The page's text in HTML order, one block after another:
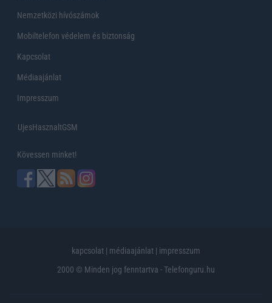
Nemzetközi hívószámok
Mobiltelefon védelem és biztonság
Kapcsolat
Médiaajánlat
Impresszum
UjesHasznaltGSM
Kövessen minket!
kapcsolat | médiaajánlat | impresszum
2000 © Minden jog fenntartva - Telefonguru.hu